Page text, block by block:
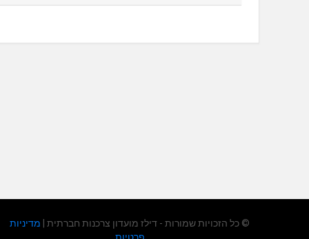
© כל הזכויות שמורות - דילז מועדון צרכנות חברתית | מדיניות